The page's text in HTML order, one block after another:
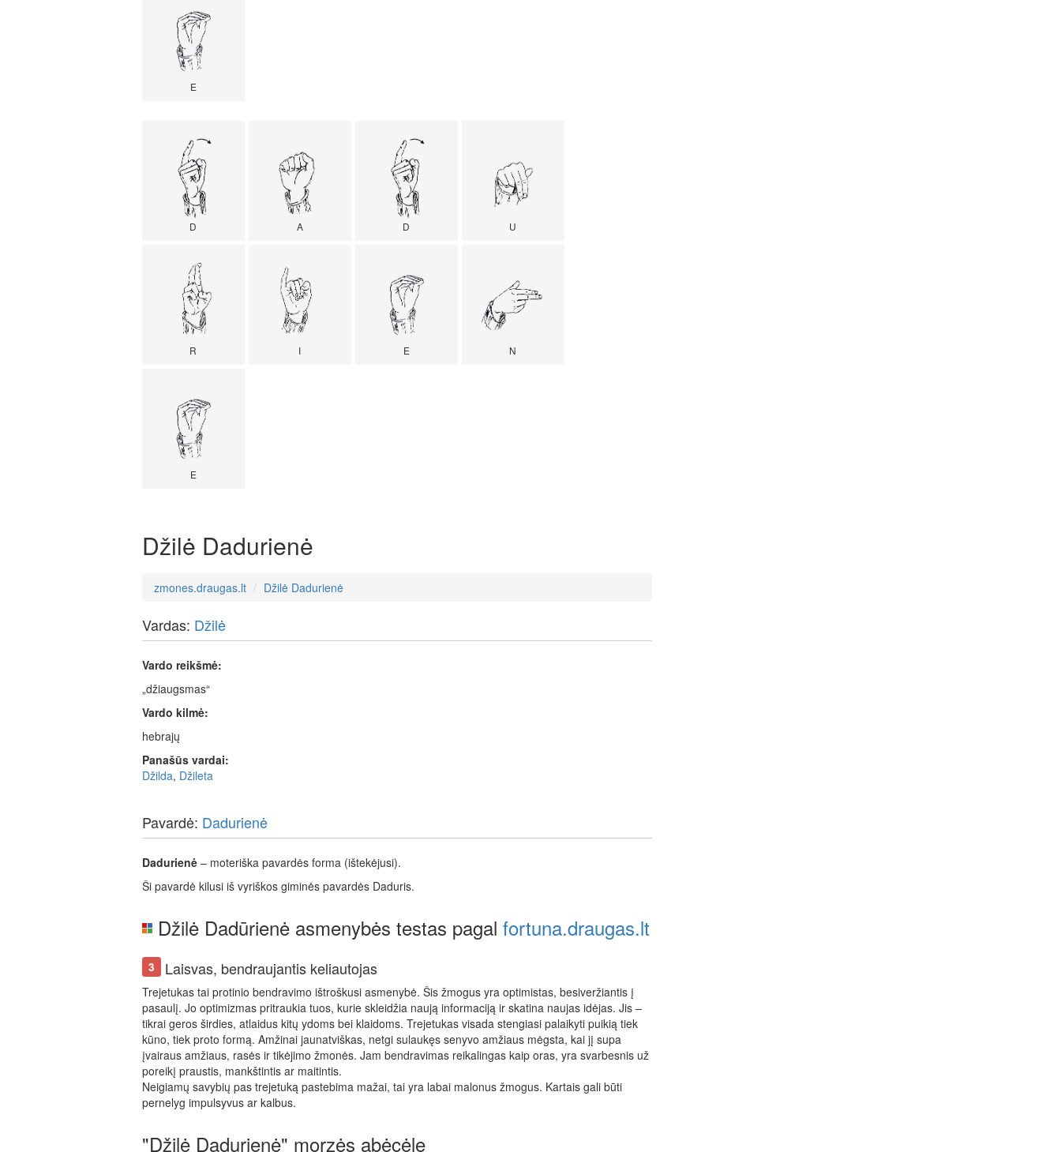
E
D A D U
R I E N
E
Džilė Dadurienė
zmones.draugas.lt Džilė Dadurienė
Vardas: Džilė
Vardo reikšmė:
„džiaugsmas“
Vardo kilmė:
hebrajų
Panašūs vardai:
Džilda, Džileta
Pavardė: Dadurienė
Dadurienė– moteriška pavardės forma (ištekėjusi).
Ši pavardė kilusi iš vyriškos giminės pavardės Daduris.
Džilė Dadūrienė asmenybės testas pagal fortuna.draugas.lt
3 Laisvas, bendraujantis keliautojas
Trejetukas tai protinio bendravimo ištroškusi asmenybė. Šis žmogus yra optimistas, besiveržiantis į
pasaulį. Jo optimizmas pritraukia tuos, kurie skleidžia naują informaciją ir skatina naujas idėjas. Jis –
tikrai geros širdies, atlaidus kitų ydoms bei klaidoms. Trejetukas visada stengiasi palaikyti puikią tiek
kūno, tiek proto formą. Amžinai jaunatviškas, netgi sulaukęs senyvo amžiaus mėgsta, kai jį supa
įvairaus amžiaus, rasės ir tikėjimo žmonės. Jam bendravimas reikalingas kaip oras, yra svarbesnis už
poreikį praustis, mankštintis ar maitintis.
Neigiamų savybių pas trejetuką pastebima mažai, tai yra labai malonus žmogus. Kartais gali būti
pernelyg impulsyvus ar kalbus.
"Džilė Dadurienė" morzės abėcėle